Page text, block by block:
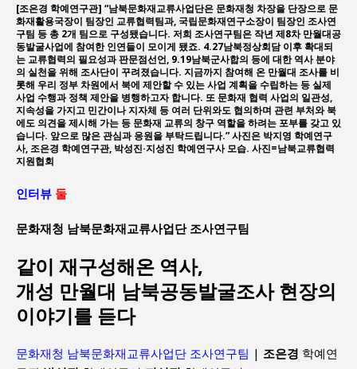
[조은경 학예연구관] “남북문화재교류사업단은 문화재청 차장을 단장으로 문
화재활용국장이 팀장인 교류협력팀과, 국립문화재연구소장이 팀장인 조사연
구팀 등 총 2개 팀으로 구성됐습니다. 저희 조사연구팀은 작년 제8차 만월대공
동발굴사업에 참여한 인연들이 모이게 됐죠. 4.27남북정상회담 이후 확대되
는 교류협력의 필요성과 판문점선언, 9.19남북군사합의 등에 대한 역사 분야
의 실천을 위해 조사단이 꾸려졌습니다. 지금까지 참여해 온 만월대 조사를 비
롯해 우리 정부 차원에서 북에 제안할 수 있는 사업 계획을 수립하는 등 실제
사업 수행과 정책 제안을 병행하고자 합니다. 또 문화재 협력 사업의 일관성,
지속성을 가지고 민간이나 지자체 등 여러 단위와도 협의하며 관련 부처와 북
에도 의견을 제시해 가는 등 문화재 교류의 창구 역할을 하려는 포부를 갖고 있
습니다. 앞으로 많은 관심과 응원을 부탁드립니다.” 사진은 박지영 학예연구
사, 조은경 학예연구관, 박성진·지성진 학예연구사 모습. 사진=남북교류협력
지원협회
인터뷰 둘
문화재청 남북문화재교류사업단 조사연구팀
같이 재구성해온 역사,
개성 만월대 남북공동발굴조사 현장의
이야기를 듣다
문화재청 남북문화재교류사업단 조사연구팀 | 조은경 학예연